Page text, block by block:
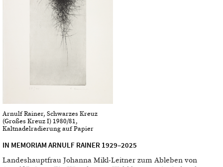
Arnulf Rainer, Schwarzes Kreuz
(Großes Kreuz I) 1980/81,
Kaltnadelradierung auf Papier
IN MEMORIAM ARNULF RAINER 1929–2025
Landeshauptfrau Johanna Mikl-Leitner zum Ableben von